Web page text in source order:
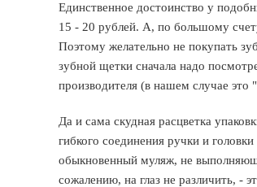
Единственное достоинство у
15 - 20 рублей. А, по большому
Поэтому желательно не покупать
зубной щетки сначала надо
производителя (в нашем случае
Да и сама скудная расцветка
гибкого соединения ручки и
обыкновенный муляж, не
сожалению, на глаз не различить, -